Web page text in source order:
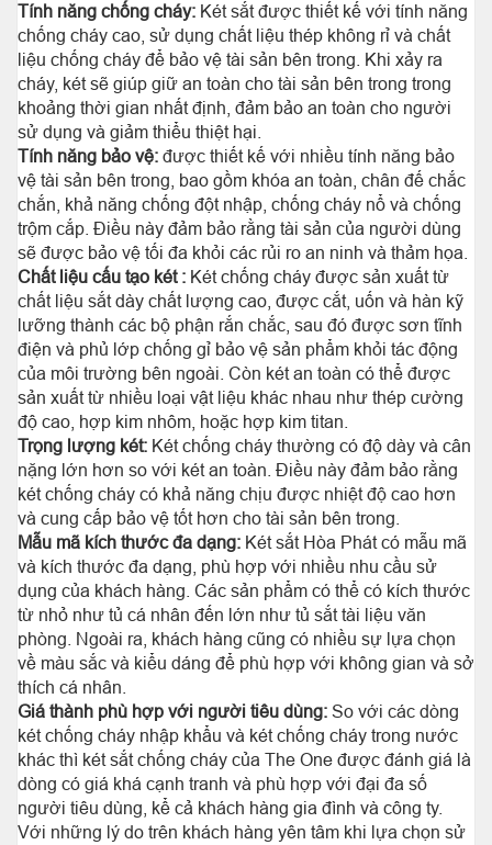
Tính năng chống cháy: Két sắt được thiết kế với tính năng
chống cháy cao, sử dụng chất liệu thép không rỉ và chất
liệu chống cháy để bảo vệ tài sản bên trong. Khi xảy ra
cháy, két sẽ giúp giữ an toàn cho tài sản bên trong trong
khoảng thời gian nhất định, đảm bảo an toàn cho người
sử dụng và giảm thiểu thiệt hại.
Tính năng bảo vệ: được thiết kế với nhiều tính năng bảo
vệ tài sản bên trong, bao gồm khóa an toàn, chân đế chắc
chắn, khả năng chống đột nhập, chống cháy nổ và chống
trộm cắp. Điều này đảm bảo rằng tài sản của người dùng
sẽ được bảo vệ tối đa khỏi các rủi ro an ninh và thảm họa.
Chất liệu cấu tạo két : Két chống cháy được sản xuất từ
chất liệu sắt dày chất lượng cao, được cắt, uốn và hàn kỹ
lưỡng thành các bộ phận rắn chắc, sau đó được sơn tĩnh
điện và phủ lớp chống gỉ bảo vệ sản phẩm khỏi tác động
của môi trường bên ngoài. Còn két an toàn có thể được
sản xuất từ nhiều loại vật liệu khác nhau như thép cường
độ cao, hợp kim nhôm, hoặc hợp kim titan.
Trọng lượng két: Két chống cháy thường có độ dày và cân
nặng lớn hơn so với két an toàn. Điều này đảm bảo rằng
két chống cháy có khả năng chịu được nhiệt độ cao hơn
và cung cấp bảo vệ tốt hơn cho tài sản bên trong.
Mẫu mã kích thước đa dạng: Két sắt Hòa Phát có mẫu mã
và kích thước đa dạng, phù hợp với nhiều nhu cầu sử
dụng của khách hàng. Các sản phẩm có thể có kích thước
từ nhỏ như tủ cá nhân đến lớn như tủ sắt tài liệu văn
phòng. Ngoài ra, khách hàng cũng có nhiều sự lựa chọn
về màu sắc và kiểu dáng để phù hợp với không gian và sở
thích cá nhân.
Giá thành phù hợp với người tiêu dùng: So với các dòng
két chống cháy nhập khẩu và két chống cháy trong nước
khác thì két sắt chống cháy của The One được đánh giá là
dòng có giá khá cạnh tranh và phù hợp với đại đa số
người tiêu dùng, kể cả khách hàng gia đình và công ty.
Với những lý do trên khách hàng yên tâm khi lựa chọn sử